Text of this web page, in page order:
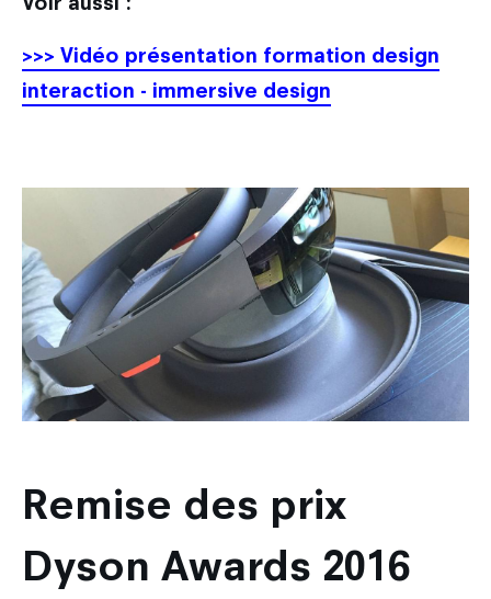
>>> Vidéo présentation formation design
interaction - immersive design
Remise des prix
Dyson Awards 2016